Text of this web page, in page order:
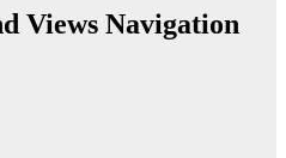
Views Navigation